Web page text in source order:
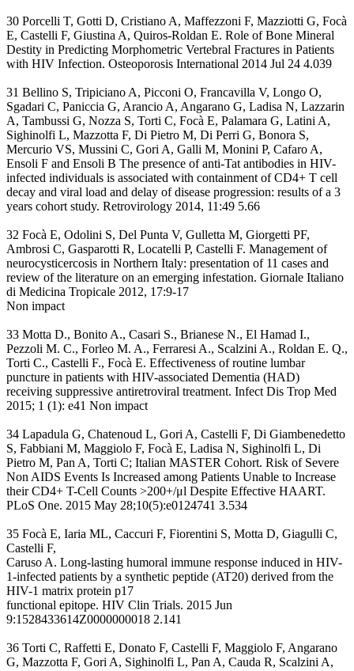
30 Porcelli T, Gotti D, Cristiano A, Maffezzoni F, Mazziotti G, Focà
E, Castelli F, Giustina A, Quiros-Roldan E. Role of Bone Mineral
Destity in Predicting Morphometric Vertebral Fractures in Patients
with HIV Infection. Osteoporosis International 2014 Jul 24 4.039
31 Bellino S, Tripiciano A, Picconi O, Francavilla V, Longo O,
Sgadari C, Paniccia G, Arancio A, Angarano G, Ladisa N, Lazzarin
A, Tambussi G, Nozza S, Torti C, Focà E, Palamara G, Latini A,
Sighinolfi L, Mazzotta F, Di Pietro M, Di Perri G, Bonora S,
Mercurio VS, Mussini C, Gori A, Galli M, Monini P, Cafaro A,
Ensoli F and Ensoli B The presence of anti-Tat antibodies in HIV-
infected individuals is associated with containment of CD4+ T cell
decay and viral load and delay of disease progression: results of a 3
years cohort study. Retrovirology 2014, 11:49 5.66
32 Focà E, Odolini S, Del Punta V, Gulletta M, Giorgetti PF,
Ambrosi C, Gasparotti R, Locatelli P, Castelli F. Management of
neurocysticercosis in Northern Italy: presentation of 11 cases and
review of the literature on an emerging infestation. Giornale Italiano
di Medicina Tropicale 2012, 17:9-17
Non impact
33 Motta D., Bonito A., Casari S., Brianese N., El Hamad I.,
Pezzoli M. C., Forleo M. A., Ferraresi A., Scalzini A., Roldan E. Q.,
Torti C., Castelli F., Focà E. Effectiveness of routine lumbar
puncture in patients with HIV-associated Dementia (HAD)
receiving suppressive antiretroviral treatment. Infect Dis Trop Med
2015; 1 (1): e41 Non impact
34 Lapadula G, Chatenoud L, Gori A, Castelli F, Di Giambenedetto
S, Fabbiani M, Maggiolo F, Focà E, Ladisa N, Sighinolfi L, Di
Pietro M, Pan A, Torti C; Italian MASTER Cohort. Risk of Severe
Non AIDS Events Is Increased among Patients Unable to Increase
their CD4+ T-Cell Counts >200+/μl Despite Effective HAART.
PLoS One. 2015 May 28;10(5):e0124741 3.534
35 Focà E, Iaria ML, Caccuri F, Fiorentini S, Motta D, Giagulli C,
Castelli F,
Caruso A. Long-lasting humoral immune response induced in HIV-
1-infected patients by a synthetic peptide (AT20) derived from the
HIV-1 matrix protein p17
functional epitope. HIV Clin Trials. 2015 Jun
9:1528433614Z0000000018 2.141
36 Torti C, Raffetti E, Donato F, Castelli F, Maggiolo F, Angarano
G, Mazzotta F, Gori A, Sighinolfi L, Pan A, Cauda R, Scalzini A,